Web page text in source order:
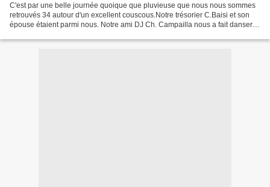
C'est par une belle journée quoique que pluvieuse que nous nous sommes
retrouvés 34 autour d'un excellent couscous.Notre trésorier C.Baisi et son
épouse étaient parmi nous. Notre ami DJ Ch. Campailla nous a fait danser et